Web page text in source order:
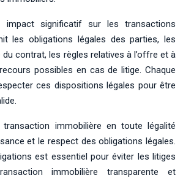
significatif sur les transactions
les obligations légales des parties, les
contrat, les règles relatives à l’offre et à
possibles en cas de litige. Chaque
ces dispositions légales pour être
transaction immobilière en toute légalité
et le respect des obligations légales.
est essentiel pour éviter les litiges
immobilière transparente et